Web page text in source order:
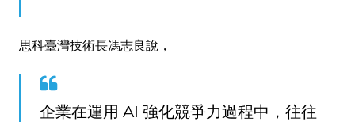
思科臺灣技術長馮志良說，
企業在運用 AI 強化競爭力過程中，往往